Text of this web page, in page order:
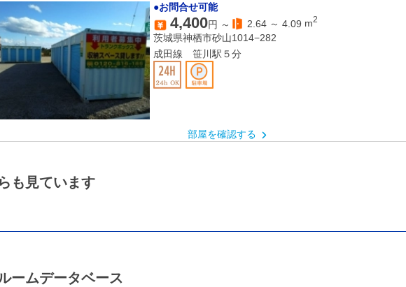
●お問合せ可能
4,400円 ～ 2.64 ～ 4.09 m2
茨城県神栖市砂山1014−282
成田線 笹川駅５分
部屋を確認する
も見ています
ームデータベース